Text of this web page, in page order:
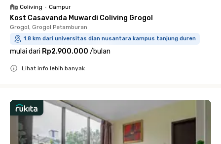
Coliving • Campur
Kost Casavanda Muwardi Coliving Grogol
Grogol, Grogol Petamburan
1.8 km dari universitas dian nusantara kampus tanjung duren
mulai dari Rp2.900.000 /bulan
Lihat info lebih banyak